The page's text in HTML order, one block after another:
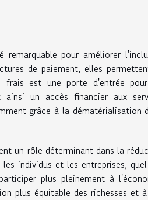
remarquable pour améliorer
de paiement, elles
frais est une porte d'entrée
un accès financier aux
grâce à la dématérialisation
un rôle déterminant dans la
individus et les entreprises,
plus pleinement à
plus équitable des richesses et